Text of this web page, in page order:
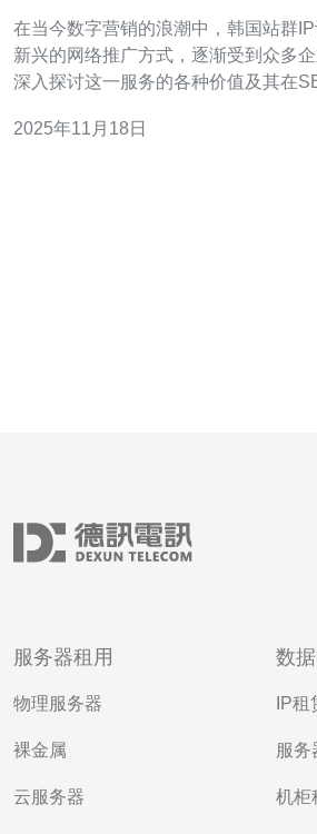
在当今数字营销的浪潮中，韩国站群
新兴的网络推广方式，逐渐受到众多
深入探讨这一服务的各种价值及其在
率。 什么是韩国站群IP订阅服务？ 韩国站群IP订阅服务是
2025年11月18日
服务器租用
物理服务器
裸金属
云服务器
数
IP租
服务
机柜